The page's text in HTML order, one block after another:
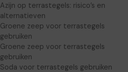
Azijn op terrastegels: risico’s en
alternatieven
Groene zeep voor terrastegels
gebruiken
Groene zeep voor terrastegels
gebruiken
Soda voor terrastegels gebruiken